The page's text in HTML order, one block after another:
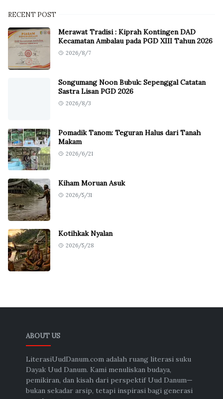
RECENT POST
Merawat Tradisi : Kiprah Kontingen DAD
Kecamatan Ambalau pada PGD XIII Tahun 2026
2026/8/7
Songumang Noon Bubuk: Sepenggal Catatan
Sastra Lisan PGD 2026
2026/8/3
Pomadik Tanom: Teguran Halus dari Tanah
Makam
2026/6/21
Kiham Moruan Asuk
2026/5/31
Kotihkak Nyalan
2026/5/28
ABOUT US
LiterasiUudDanum.com adalah ruang literasi suku
Dayak Uud Danum. Kami menuliskan budaya,
pemikiran, dan kisah dari perspektif Uud Danum—
bukan sekadar arsip, tetapi inspirasi bagi generasi